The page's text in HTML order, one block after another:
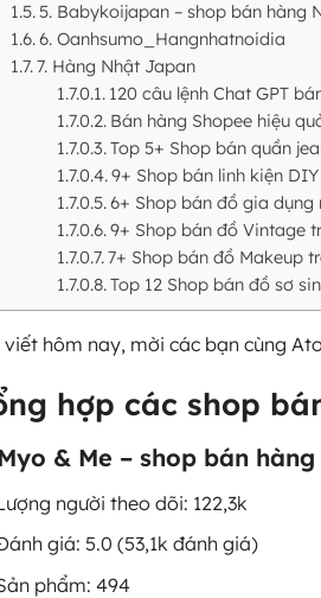
5. Babykoijapan – shop bán hàng
6. Oanhsumo_Hangnhatnoidia
7. Hàng Nhật Japan
120 câu lệnh Chat GPT
Bán hàng Shopee hiệu
Top 5+ Shop bán quần
9+ Shop bán linh kiện
6+ Shop bán đồ gia dụng
9+ Shop bán đồ Vintage
7+ Shop bán đồ Makeup
Top 12 Shop bán đồ sơ
viết hôm nay, mời các bạn cùng
hợp các shop
& Me – shop bán
người theo dõi: 122,3k
giá: 5.0 (53,1k đánh giá)
phẩm: 494